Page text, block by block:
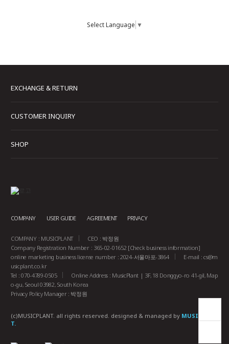
Select Language ▼
EXCHANGE & RETURN
CUSTOMER INQUIRY
SHOP
COMPANY USER GUIDE AGREEMENT PRIVACY
COMPANY : MUSICPLANT
CEO : 박정원
Company Registration Number : 365-02-01652 [Check business information]
online marketing business license number : 2024-서울마포-3864
E-mail :cs@m
usicplant.co.kr
Tel : 070-4789-0505
Online Address : MusicPlant | 3F, 18 Donggyo-ro 41-gil, Map
o-gu, Seoul 03982, South Korea
Privacy Policy Manager : 박정원
(c)MUSICPLANT. all rights reserved. designed & managed by MUSICPLAN
T.